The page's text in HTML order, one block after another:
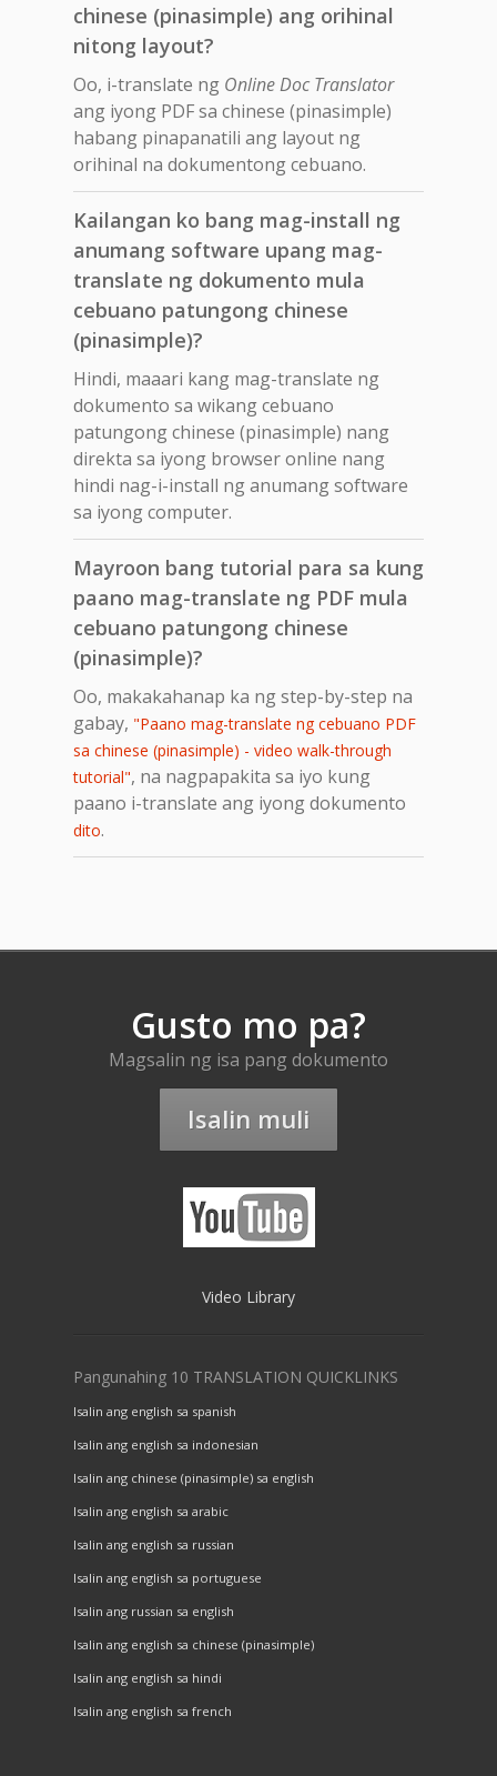
chinese (pinasimple) ang orihinal
nitong layout?
Oo, i-translate ng Online Doc Translator
ang iyong PDF sa chinese (pinasimple)
habang pinapanatili ang layout ng
orihinal na dokumentong cebuano.
Kailangan ko bang mag-install ng
anumang software upang mag-
translate ng dokumento mula
cebuano patungong chinese
(pinasimple)?
Hindi, maaari kang mag-translate ng
dokumento sa wikang cebuano
patungong chinese (pinasimple) nang
direkta sa iyong browser online nang
hindi nag-i-install ng anumang software
sa iyong computer.
Mayroon bang tutorial para sa kung
paano mag-translate ng PDF mula
cebuano patungong chinese
(pinasimple)?
Oo, makakahanap ka ng step-by-step na
gabay, "Paano mag-translate ng cebuano PDF
sa chinese (pinasimple) - video walk-through
tutorial", na nagpapakita sa iyo kung
paano i-translate ang iyong dokumento
dito.
Gusto mo pa?
Magsalin ng isa pang dokumento
Isalin muli
Video Library
Pangunahing 10 TRANSLATION QUICKLINKS
Isalin ang english sa spanish
Isalin ang english sa indonesian
Isalin ang chinese (pinasimple) sa english
Isalin ang english sa arabic
Isalin ang english sa russian
Isalin ang english sa portuguese
Isalin ang russian sa english
Isalin ang english sa chinese (pinasimple)
Isalin ang english sa hindi
Isalin ang english sa french